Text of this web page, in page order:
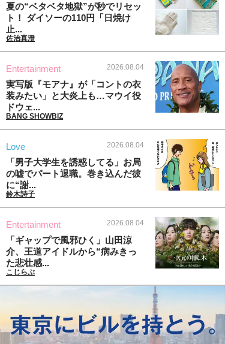
夏の“ベタベタ地獄”が秒でリセッ
ト！ ダイソーの110円「日焼け
止...
佐治真澄
Entertainment 2026.08.04
実写版『モアナ』が「コントの衣
装みたい」と大炎上も…マウイ役
ドウェ...
BANG SHOWBIZ
Love 2026.08.04
「男子大学生を誘惑してる」お局
の嘘でパート退職。巻き込んだ彼
に“謝...
鈴木詩子
Entertainment 2026.08.04
「ギャップで風邪ひく」山田涼
介、王道アイドルから“病みきっ
た悲壮感...
こじらぶ